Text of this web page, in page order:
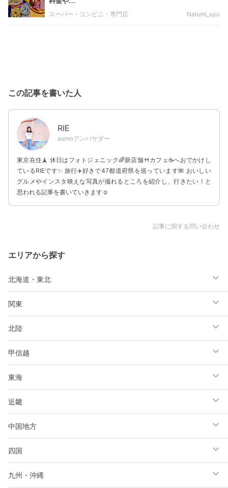
スーパー・コンビニ・専門店
Nalumi_uyu
この記事を書いた人
RIE
aumoアンバサダー
東京在住🗼 休日はフォトジェニック🌈新店舗🍴カフェ☕️へおでかけし
ているRIEです✨ 旅行✈️好きで47都道府県を巡っています🌺 おいしい
グルメやインスタ映えな写真が撮れるところを紹介し、行きたい！と
思われる記事を書いていきます☺︎
記事に関する問い合わせ
エリアから探す
北海道・東北
関東
北陸
甲信越
東海
近畿
中国地方
四国
九州・沖縄